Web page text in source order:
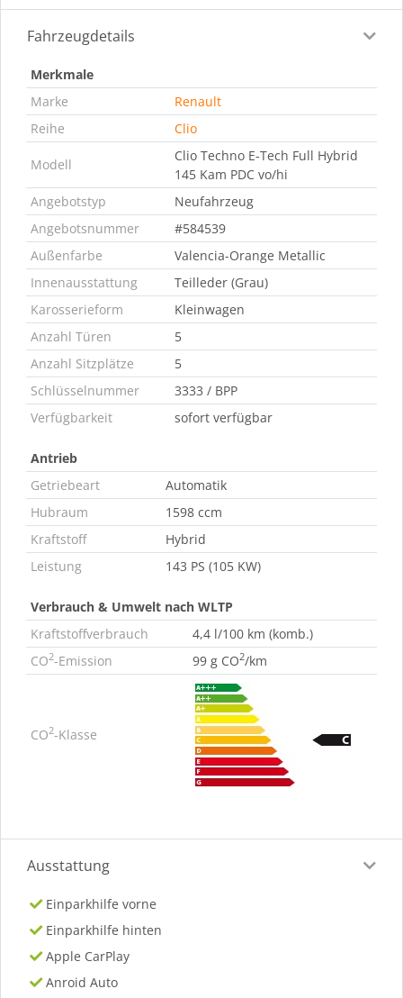
Fahrzeugdetails
Merkmale
Marke
Renault
Reihe
Clio
Modell
Clio Techno E-Tech Full Hybrid
145 Kam PDC vo/hi
Angebotstyp
Neufahrzeug
Angebotsnummer
#584539
Außenfarbe
Valencia-Orange Metallic
Innenausstattung
Teilleder (Grau)
Karosserieform
Kleinwagen
Anzahl Türen
5
Anzahl Sitzplätze
5
Schlüsselnummer
3333 / BPP
Verfügbarkeit
sofort verfügbar
Antrieb
Getriebeart
Automatik
Hubraum
1598 ccm
Kraftstoff
Hybrid
Leistung
143 PS (105 KW)
Verbrauch & Umwelt nach WLTP
Kraftstoffverbrauch
4,4 l/100 km (komb.)
CO2-Emission 99 g CO2/km
CO2-Klasse
Ausstattung
Einparkhilfe vorne
Einparkhilfe hinten
Apple CarPlay
Anroid Auto